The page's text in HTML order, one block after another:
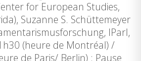
for European Studies,
Suzanne S. Schüttemeyer
IParl,
(heure de Montréal) /
de Paris/ Berlin) : Pause